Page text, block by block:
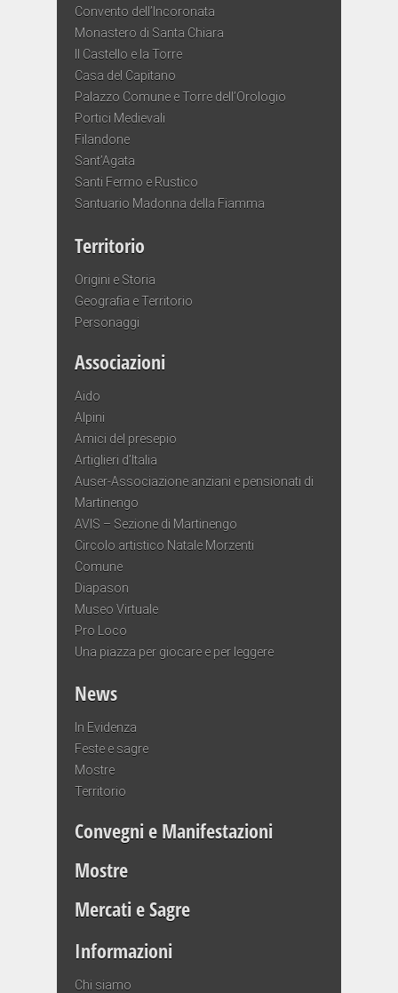
Convento dell’Incoronata
Monastero di Santa Chiara
Il Castello e la Torre
Casa del Capitano
Palazzo Comune e Torre dell’Orologio
Portici Medievali
Filandone
Sant’Agata
Santi Fermo e Rustico
Santuario Madonna della Fiamma
Territorio
Origini e Storia
Geografia e Territorio
Personaggi
Associazioni
Aido
Alpini
Amici del presepio
Artiglieri d’Italia
Auser-Associazione anziani e pensionati di
Martinengo
AVIS – Sezione di Martinengo
Circolo artistico Natale Morzenti
Comune
Diapason
Museo Virtuale
Pro Loco
Una piazza per giocare e per leggere
News
In Evidenza
Feste e sagre
Mostre
Territorio
Convegni e Manifestazioni
Mostre
Mercati e Sagre
Informazioni
Chi siamo